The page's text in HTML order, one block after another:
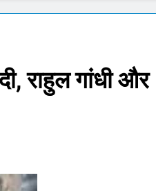
हरे निशान पर खुले; क्रूड ऑयल में
राहुल गांधी और